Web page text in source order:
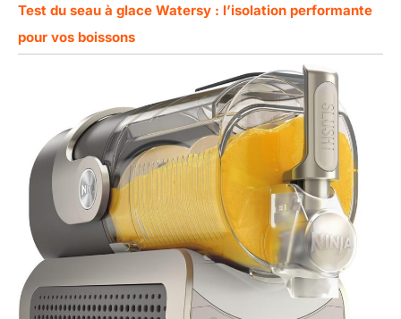
Test du seau à glace Watersy : l’isolation performante
pour vos boissons